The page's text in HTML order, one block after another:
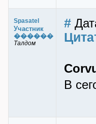
Spasatel
Участник
������
Талдом
#
В